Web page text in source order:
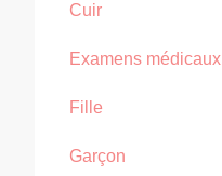
Cuir
Examens médicaux
Fille
Garçon